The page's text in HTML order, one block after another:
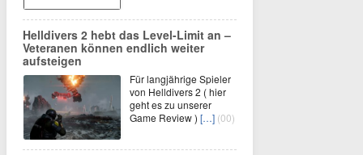
Helldivers 2 hebt das Level-Limit an –
Veteranen können endlich weiter
aufsteigen
Für langjährige Spieler
von Helldivers 2 ( hier
geht es zu unserer
Game Review ) […] (00)